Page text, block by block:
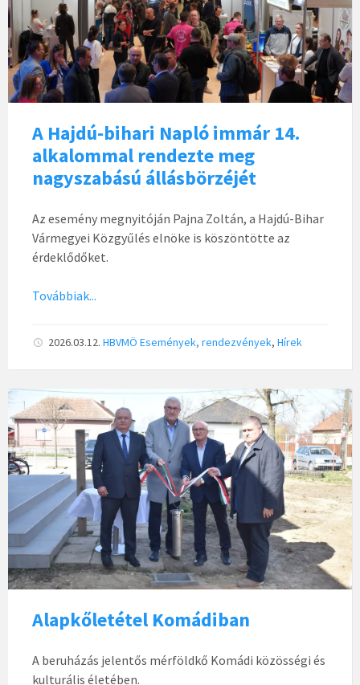
A Hajdú-bihari Napló immár 14.
alkalommal rendezte meg
nagyszabású állásbörzéjét
Az esemény megnyitóján Pajna Zoltán, a Hajdú-Bihar
Vármegyei Közgyűlés elnöke is köszöntötte az
érdeklődőket.
Továbbiak...
2026.03.12. HBVMÖ Események, rendezvények, Hírek
Alapkőletétel Komádiban
A beruházás jelentős mérföldkő Komádi közösségi és
kulturális életében.